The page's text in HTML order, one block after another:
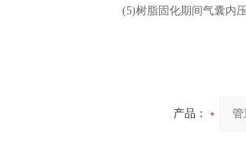
(5)树脂固化期间气囊内压
产品：